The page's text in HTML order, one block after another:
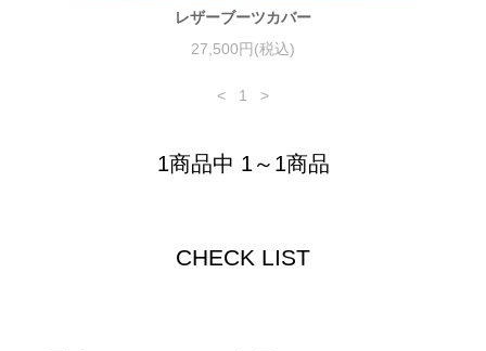
レザーブーツカバー
27,500円(税込)
< 1 >
1商品中 1～1商品
CHECK LIST